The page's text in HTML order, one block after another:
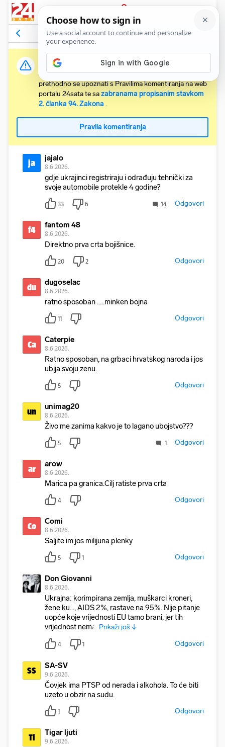
PRIJAVA
Komentari31 Relevantni
Važna obavijest:
Svaki korisnik koji želi komentirati članke obvezan je
prethodno se upoznati s Pravilima komentiranja na web
portalu 24sata te sazabranama propisanim stavkom
2. članka 94. Zakona .
Pravila komentiranja
ja jajalo
8.6.2026.
gdje ukrajinci registriraju i odrađuju tehnički za
svoje automobile protekle 4 godine?
33 6 14 Odgovori
f4 fantom 48
8.6.2026.
Direktno prva crta bojišnice.
20 2 Odgovori
du dugoselac
8.6.2026.
ratno sposoban .....minken bojna
11 Odgovori
Ca Caterpie
8.6.2026.
Ratno sposoban, na grbaci hrvatskog naroda i jos
ubija svoju zenu.
5 Odgovori
un unimag20
8.6.2026.
Živo me zanima kakvo je to lagano ubojstvo???
5 1 Odgovori
ar arow
8.6.2026.
Marica pa granica.Cilj ratiste prva crta
4 Odgovori
Co Comi
8.6.2026.
Saljite im jos milijuna plenky
5 1 Odgovori
Don Giovanni
8.6.2026.
Ukrajna: korimpirana zemlja, muškarci kroneri,
žene ku..., AIDS 2%, rastave na 95%. Nije pitanje
uopće koje vrijednosti EU tamo brani, jer tih
vrijednost nema, Prikaži još ↓
4 1 Odgovori
SS SA-SV
9.6.2026.
Čovjek ima PTSP od nerada i alkohola. To će biti
uzeto u obzir na sudu.
1 Odgovori
Tl Tigar ljuti
9.6.2026.